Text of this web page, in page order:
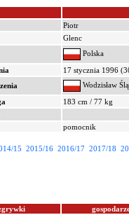
Piotr
Glenc
Polska
17 stycznia 1996
Wodzisław
183 cm / 77 kg
pomocnik
15 2015/16 2016/17 2017/18